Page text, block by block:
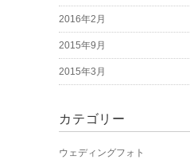
2016年2月
2015年9月
2015年3月
カテゴリー
ウェディングフォト